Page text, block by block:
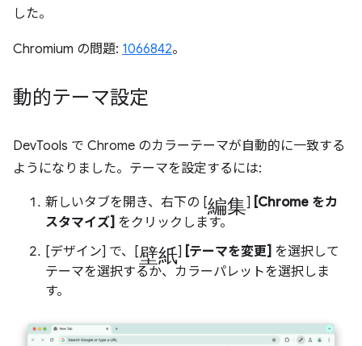
した。
Chromium の問題: 1066842。
動的テーマ設定
DevTools で Chrome のカラーテーマが自動的に一致する
ようになりました。テーマを設定するには:
新しいタブを開き、右下の [編集] [Chrome をカ
スタマイズ] をクリックします。
[デザイン] で、[壁紙] [テーマを変更] を選択して
テーマを選択するか、カラーパレットを選択しま
す。